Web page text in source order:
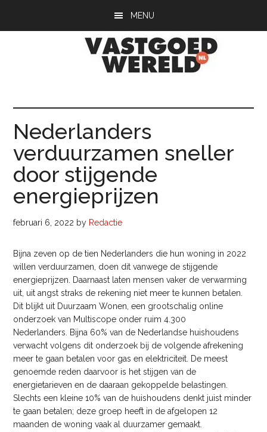
de
de
de
MENU
Nederlanders
verduurzamen sneller
door stijgende
energieprijzen
februari 6, 2022 by Redactie
Bijna zeven op de tien Nederlanders die hun woning in 2022
willen verduurzamen, doen dit vanwege de stijgende
energieprijzen. Daarnaast laten mensen vaker de verwarming
uit, uit angst straks de rekening niet meer te kunnen betalen.
Dit blijkt uit Duurzaam Wonen, een grootschalig online
onderzoek van Multiscope onder ruim 4.300
Nederlanders. Bijna 60% van de Nederlandse huishoudens
verwacht volgens dit onderzoek bij de volgende afrekening
meer te gaan betalen voor gas en elektriciteit. De meest
genoemde reden daarvoor is het stijgen van de
energietarieven en de daaraan gekoppelde belastingen.
Slechts een kleine 10% van de huishoudens denkt juist minder
te gaan betalen; deze groep heeft in de afgelopen 12
maanden de woning vaak al duurzamer gemaakt.